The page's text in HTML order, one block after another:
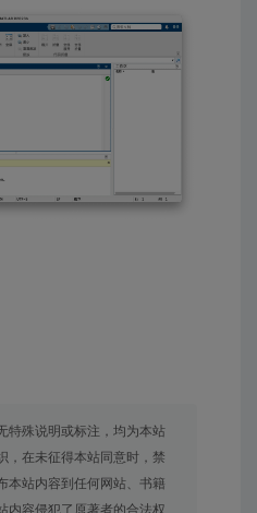
特殊说明或标注，均为本站
，在未征得本站同意时，禁
本站内容到任何网站、书籍
内容侵犯了原著者的合法权